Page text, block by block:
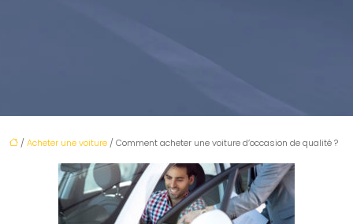
/Acheter une voiture / Comment acheter une voiture d’occasion de qualité ?